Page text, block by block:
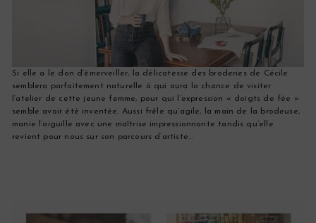
Si elle a le don d’émerveiller, la délicatesse des broderies de Cécile
semblera parfaitement naturelle à qui aura la chance de visiter
l’atelier de cette jeune femme, pour qui l’expression « doigts de fée »
semble avoir été inventée. Aussi frêle qu’agile, la main de la brodeuse,
manie l’aiguille avec une maîtrise impressionnante tandis qu’elle
revient pour nous sur son parcours d’artiste…